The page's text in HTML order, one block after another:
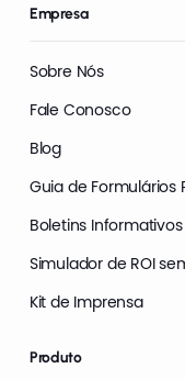
Empresa
Sobre Nós
Fale Conosco
Blog
Guia de Formulários
Boletins Informativos
Simulador de ROI
Kit de Imprensa
Produto